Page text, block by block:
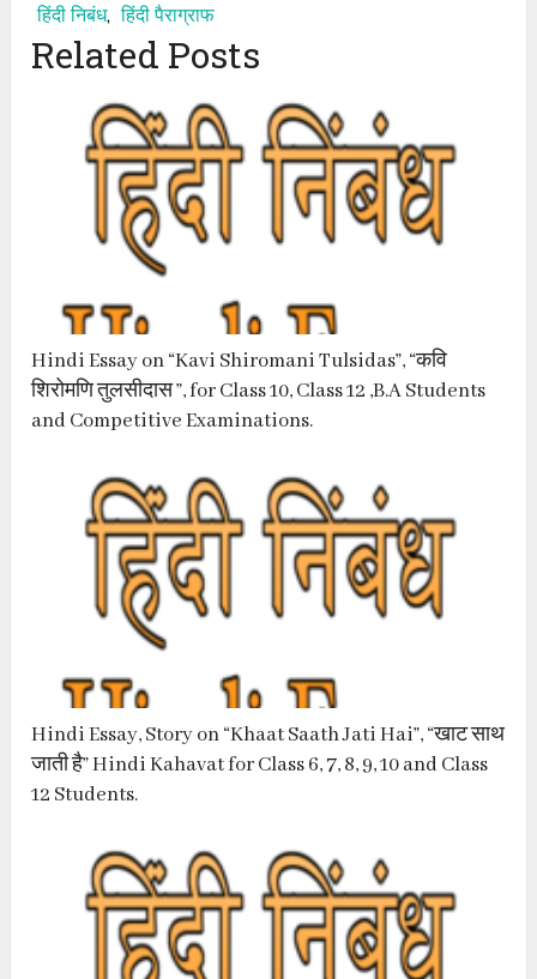
हिंदी निबंध, हिंदी पैराग्राफ
Related Posts
Hindi Essay on “Kavi Shiromani Tulsidas”, “कवि
शिरोमणि तुलसीदास ”, for Class 10, Class 12 ,B.A Students
and Competitive Examinations.
Hindi Essay, Story on “Khaat Saath Jati Hai”, “खाट साथ
जाती है” Hindi Kahavat for Class 6, 7, 8, 9, 10 and Class
12 Students.